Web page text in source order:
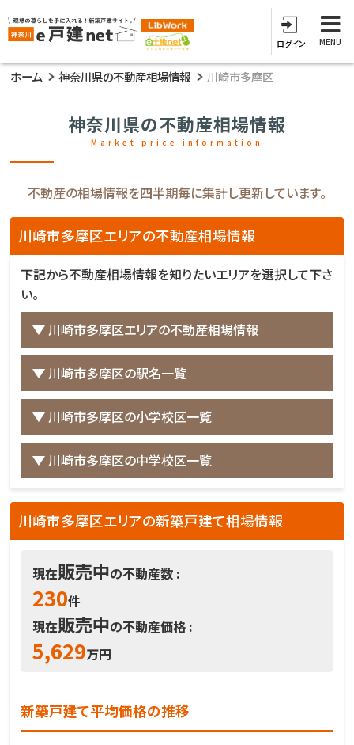
ログイン MENU
ホーム 神奈川県の不動産相場情報 川崎市多摩区
神奈川県の不動産相場情報
Market price information
不動産の相場情報を四半期毎に集計し更新しています。
川崎市多摩区エリアの不動産相場情報
下記から不動産相場情報を知りたいエリアを選択して下さ
い。
川崎市多摩区エリアの不動産相場情報
川崎市多摩区の駅名一覧
川崎市多摩区の小学校区一覧
川崎市多摩区の中学校区一覧
川崎市多摩区エリアの新築戸建て相場情報
現在販売中の不動産数 :
230件
現在販売中の不動産価格 :
5,629万円
新築戸建て平均価格の推移